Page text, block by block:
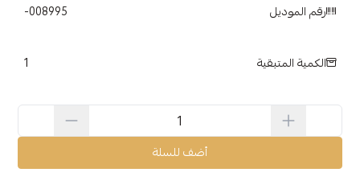
رقم الموديل 008995-
الكمية المتبقية 1
أضف للسلة